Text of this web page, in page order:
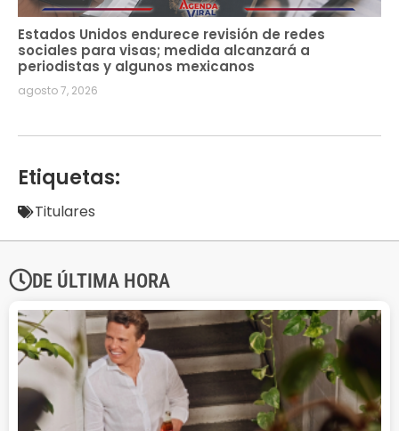
Estados Unidos endurece revisión de redes
sociales para visas; medida alcanzará a
periodistas y algunos mexicanos
agosto 7, 2026
Etiquetas:
Titulares
DE ÚLTIMA HORA